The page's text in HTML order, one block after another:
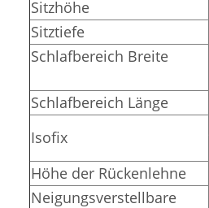
Sitzhöhe
Sitztiefe
Schlafbereich Breite
Schlafbereich Länge
Isofix
Höhe der Rückenlehne
Neigungsverstellbare